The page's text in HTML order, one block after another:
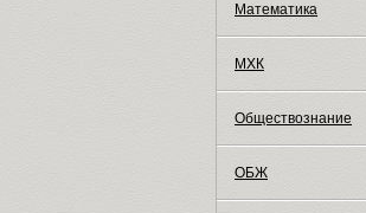
Математика
МХК
Обществознание
ОБЖ